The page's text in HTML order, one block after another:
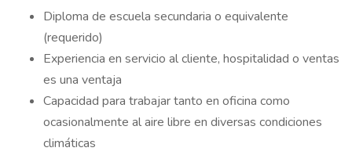
Diploma de escuela secundaria o equivalente
(requerido)
Experiencia en servicio al cliente, hospitalidad o ventas
es una ventaja
Capacidad para trabajar tanto en oficina como
ocasionalmente al aire libre en diversas condiciones
climáticas